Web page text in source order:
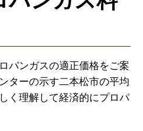
パンガスの適正価格をご案
ターの示す二本松市の平均
く理解して経済的にプロパ